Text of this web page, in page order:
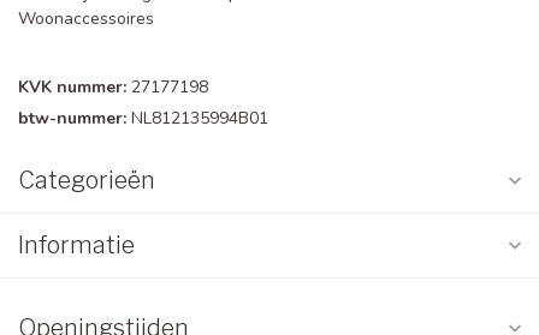
Woonaccessoires
KVK nummer: 27177198
btw-nummer: NL812135994B01
Categorieën
Informatie
Openingstijden